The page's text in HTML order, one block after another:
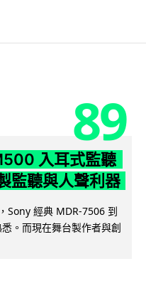
89
入耳式監聽
監聽與人聲利器
Sony 經典 MDR-7506 到
。而現在舞台製作者與創